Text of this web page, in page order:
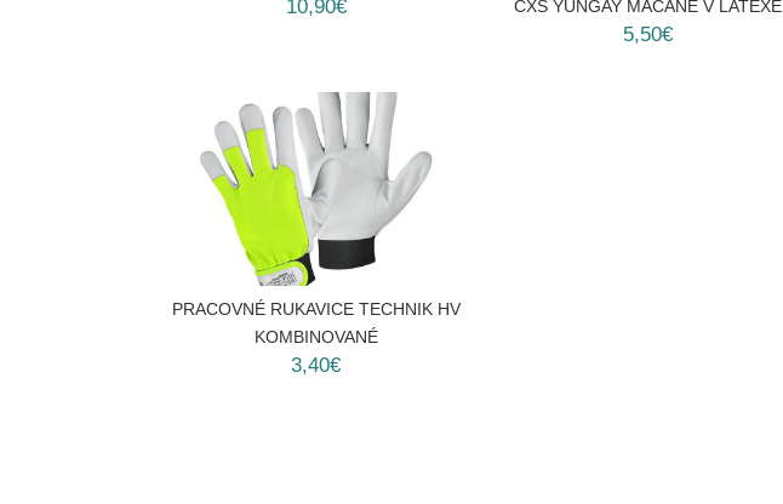
10,90€
CXS YUNGAY MÁČANÉ V LATEXE
5,50€
PRACOVNÉ RUKAVICE TECHNIK HV
KOMBINOVANÉ
3,40€